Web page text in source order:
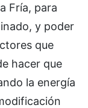
Fría, para
y poder
que
hacer que
la energía